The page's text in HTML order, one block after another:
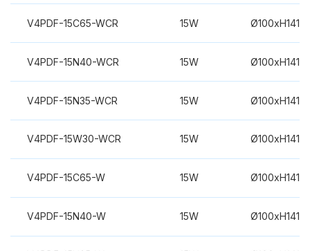
V4PDF-15C65-WCR 15W
V4PDF-15N40-WCR 15W
V4PDF-15N35-WCR 15W
V4PDF-15W30-WCR 15W
V4PDF-15C65-W 15W
V4PDF-15N40-W 15W